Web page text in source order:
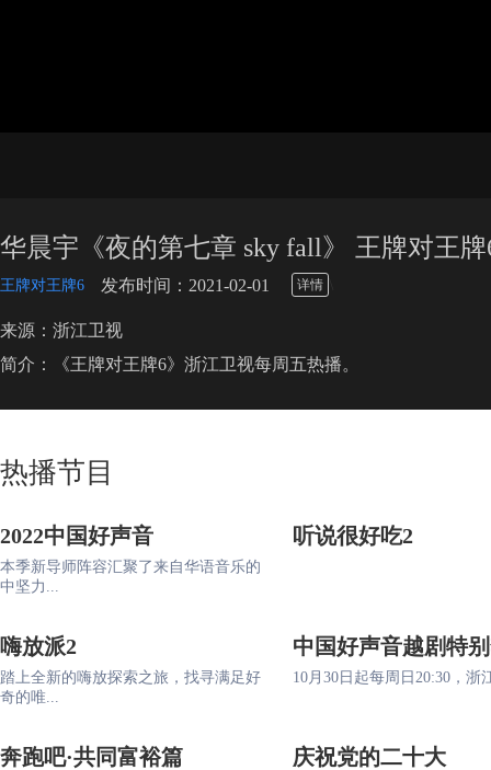
华晨宇《夜的第七章 sky fall》 王牌对王
王牌对王牌6 发布时间：2021-02-01 详情
来源：浙江卫视
简介：《王牌对王牌6》浙江卫视每周五热播。
热播节目
2022中国好声音
本季新导师阵容汇聚了来自华语音乐的
中坚力...
听说很好吃2
嗨放派2
踏上全新的嗨放探索之旅，找寻满足好
奇的唯...
中国好声音越剧特
10月30日起每周日20:30，浙
奔跑吧·共同富裕篇 庆祝党的二十大